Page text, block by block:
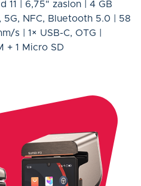
11 | 6,75" zaslon | 4 GB
5G, NFC, Bluetooth 5.0 | 58
s | 1× USB-C, OTG |
+ 1 Micro SD